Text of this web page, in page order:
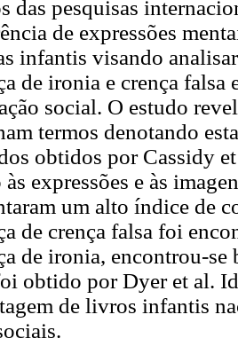
das pesquisas
de expressões
infantis visando
de ironia e crença falsa
social. O estudo
termos denotando
obtidos por Cassidy
às expressões e às
um alto índice de
de crença falsa foi
de ironia, encontrou-
obtido por Dyer et al.
de livros infantis